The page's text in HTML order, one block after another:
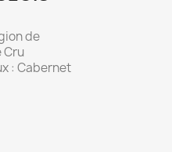
de
Cru
: Cabernet